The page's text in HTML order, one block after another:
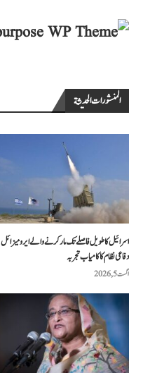
المنشورات الحديثة
اسرائیل کا طویل فاصلے تک مار کرنے والے ایرو میزائل
دفاعی نظام کا کامیاب تجربہ
اگست 5, 2026